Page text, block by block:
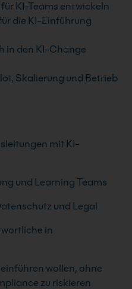
KI-Teams entwickeln
die KI-Einführung
in den KI-Change
Skalierung und Betrieb
mit KI-
und Learning Teams
und Legal
in
wollen, ohne
zu riskieren